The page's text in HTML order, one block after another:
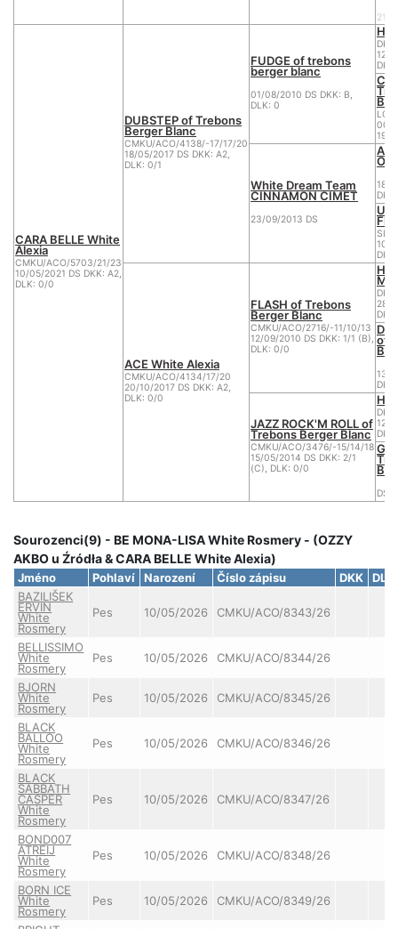
21/
CARA BELLE White
Alexia
CMKU/ACO/5703/21/23
10/05/2021 DS DKK: A2,
DLK: 0/0
DUBSTEP of Trebons
Berger Blanc
CMKU/ACO/4138/-17/17/20
18/05/2017 DS DKK: A2,
DLK: 0/1
FUDGE of trebons
berger blanc
01/08/2010 DS DKK: B,
DLK: 0
12/
LOF
19/
White Dream Team
CINNAMON CIMET
23/09/2013 DS
18/
10/
ACE White Alexia
CMKU/ACO/4134/17/20
20/10/2017 DS DKK: A2,
DLK: 0/0
FLASH of Trebons
Berger Blanc
CMKU/ACO/2716/-11/10/13
12/09/2010 DS DKK: 1/1 (B),
DLK: 0/0
DK
28/
of
13/
JAZZ ROCK'M ROLL of
Trebons Berger Blanc
CMKU/ACO/3476/-15/14/18
15/05/2014 DS DKK: 2/1
(C), DLK: 0/0
12/
DS
Sourozenci(9) - BE MONA-LISA White Rosmery - (OZZY
AKBO u Źródła & CARA BELLE White Alexia)
Jméno Pohlaví Narození Číslo zápisu DKK
DLK
BAZILIŠEK
ERVIN
White
Rosmery
Pes 10/05/2026 CMKU/ACO/8343/26
BELLISSIMO
White
Rosmery
Pes 10/05/2026 CMKU/ACO/8344/26
BJORN
White
Rosmery
Pes 10/05/2026 CMKU/ACO/8345/26
BLACK
BALLOO
White
Rosmery
Pes 10/05/2026 CMKU/ACO/8346/26
BLACK
SABBATH
CASPER
White
Rosmery
Pes 10/05/2026 CMKU/ACO/8347/26
BOND007
ATREIJ
White
Rosmery
Pes 10/05/2026 CMKU/ACO/8348/26
BORN ICE
White
Rosmery
Pes 10/05/2026 CMKU/ACO/8349/26